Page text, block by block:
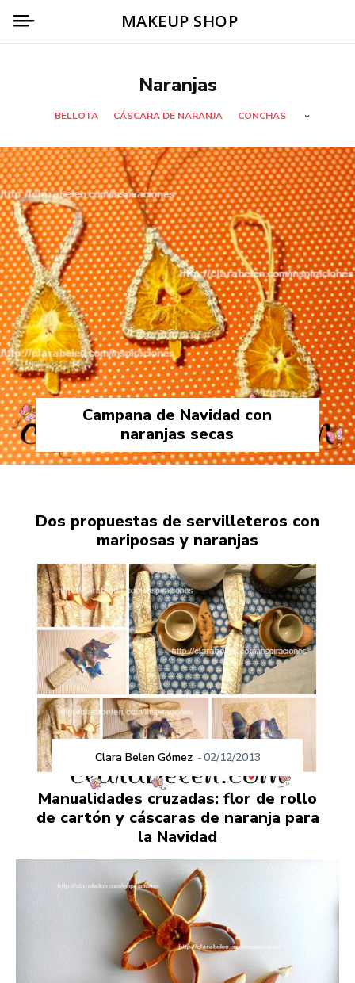
MAKEUP SHOP
Naranjas
BELLOTA CÁSCARA DE NARANJA CONCHAS
Campana de Navidad con
naranjas secas
Dos propuestas de servilleteros con
mariposas y naranjas
Clara Belen Gómez -02/12/2013
Manualidades cruzadas: flor de rollo
de cartón y cáscaras de naranja para
la Navidad